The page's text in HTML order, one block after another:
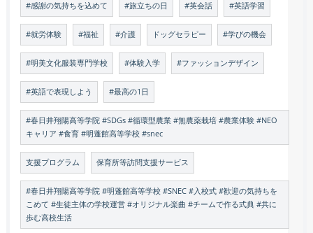
#感謝の気持ちを込めて #旅立ちの日 #英会話 #英語学習
#就労体験 #福祉 #介護 ドッグセラピー #学びの機会
#明美文化服装専門学校 #体験入学 #ファッションデザイン
#英語で表現しよう #最高の1日
#春日井翔陽高等学院 #SDGs #循環型農業 #無農薬栽培 #農業体験 #NEO
キャリア #食育 #明蓬館高等学校 #snec
支援プログラム 保育所等訪問支援サービス
#春日井翔陽高等学院 #明蓬館高等学校 #SNEC #入校式 #歓迎の気持ちを
こめて #生徒主体の学校運営 #オリジナル楽曲 #チームで作る式典 #共に
歩む高校生活